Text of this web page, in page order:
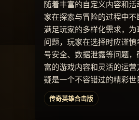
随着丰富的自定义内容和
家在探索与冒险的过程中
满足玩家的多样化需求，
问题，玩家在选择时应谨
号安全、数据泄露等问题
富的游戏内容和灵活的运
疑是一个不容错过的精彩世
传奇英雄合击版